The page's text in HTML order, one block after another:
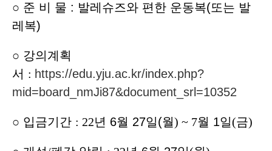
○ 준 비 물 : 발레슈즈와 편한 운동복(또는 발
레복)
○ 강의계획
서 : https://edu.yju.ac.kr/index.php?
mid=board_nmJi87&document_srl=10352
○ 입금기간 : 22년 6월 27일(월) ~ 7월 1일(금)